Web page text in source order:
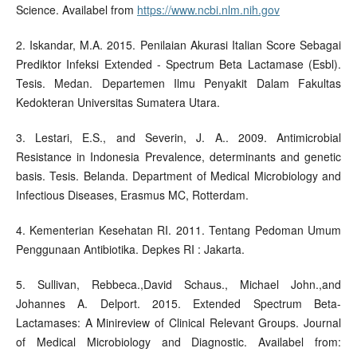
Science. Availabel from https://www.ncbi.nlm.nih.gov
2. Iskandar, M.A. 2015. Penilaian Akurasi Italian Score Sebagai
Prediktor Infeksi Extended - Spectrum Beta Lactamase (Esbl).
Tesis. Medan. Departemen Ilmu Penyakit Dalam Fakultas
Kedokteran Universitas Sumatera Utara.
3. Lestari, E.S., and Severin, J. A.. 2009. Antimicrobial
Resistance in Indonesia Prevalence, determinants and genetic
basis. Tesis. Belanda. Department of Medical Microbiology and
Infectious Diseases, Erasmus MC, Rotterdam.
4. Kementerian Kesehatan RI. 2011. Tentang Pedoman Umum
Penggunaan Antibiotika. Depkes RI : Jakarta.
5. Sullivan, Rebbeca.,David Schaus., Michael John.,and
Johannes A. Delport. 2015. Extended Spectrum Beta-
Lactamases: A Minireview of Clinical Relevant Groups. Journal
of Medical Microbiology and Diagnostic. Availabel from: